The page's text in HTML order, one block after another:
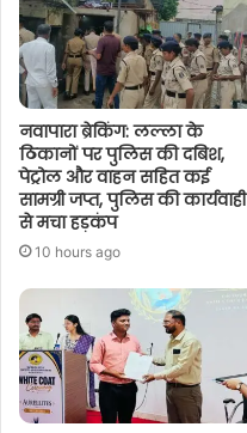
नवापारा ब्रेकिंग: लल्ला के
ठिकानों पर पुलिस की दबिश,
पेट्रोल और वाहन सहित कई
सामग्री जप्त, पुलिस की कार्यवाही
से मचा हड़कंप
10 hours ago